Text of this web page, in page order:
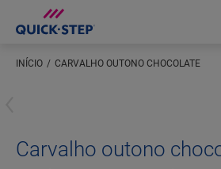
INÍCIO CARVALHO OUTONO CHOCOLATE
Carvalho outono